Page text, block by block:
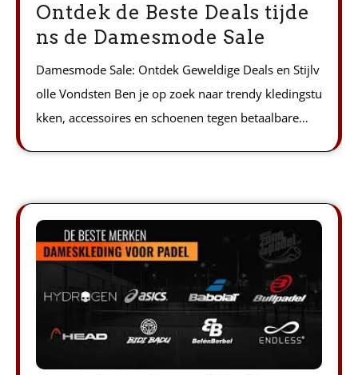
Ontdek de Beste Deals tijde
ns de Damesmode Sale
Damesmode Sale: Ontdek Geweldige Deals en Stijlv
olle Vondsten Ben je op zoek naar trendy kledingstu
kken, accessoires en schoenen tegen betaalbare…